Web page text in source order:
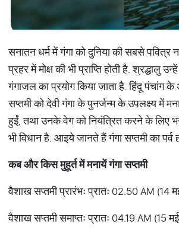
सनातन धर्म में गंगा को दुनिया की सबसे पवित्र
प्रहर में मोक्ष की भी प्राप्ति होती है. श्रद्धालु
गंगाजल का प्रयोग किया जाता है. हिंदू पंचांग के
सप्तमी को देवी गंगा के पुनर्जन्म के उपलक्ष्य में
हुईं, तथा उनके वेग को नियंत्रित करने के लिए
भी विधान है. आइये जानते हैं गंगा सप्तमी का पर्व
कबऔरकिसमुहूर्तमेंमनायेंगंगासप्तमी
वैशाख सप्तमी प्रारंभः प्रातः 02.50 AM (14
वैशाख सप्तमी समाप्तः प्रातः 04.19 AM (15